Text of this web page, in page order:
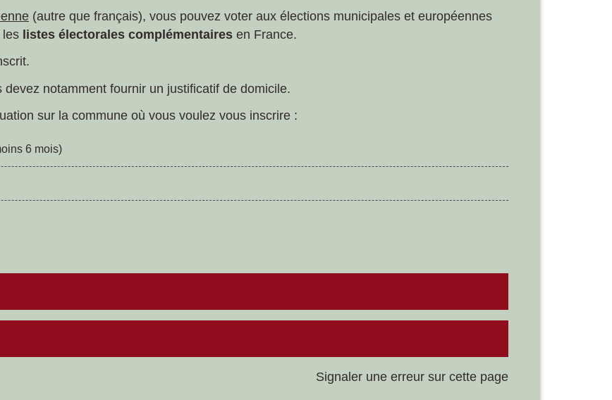
(autre que français), vous pouvez voter aux élections municipales et européennes
les listes électorales complémentaires en France.
notamment fournir un justificatif de domicile.
sur la commune où vous voulez vous inscrire :
6 mois)
Signaler une erreur sur cette page